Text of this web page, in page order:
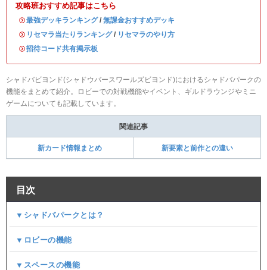
攻略班おすすめ記事はこちら
・最強デッキランキング/ 無課金おすすめデッキ
・ リセマラ当たりランキング/ リセマラのやり方
・招待コード共有掲示板
シャドバビヨンド(シャドウバースワールズビヨンド)におけるシャドバパークの
機能をまとめて紹介。ロビーでの対戦機能やイベント、ギルドラウンジやミニ
ゲームについても記載しています。
関連記事
新カード情報まとめ 新要素と前作との違い
目次
▼シャドバパークとは？
▼ロビーの機能
▼スペースの機能